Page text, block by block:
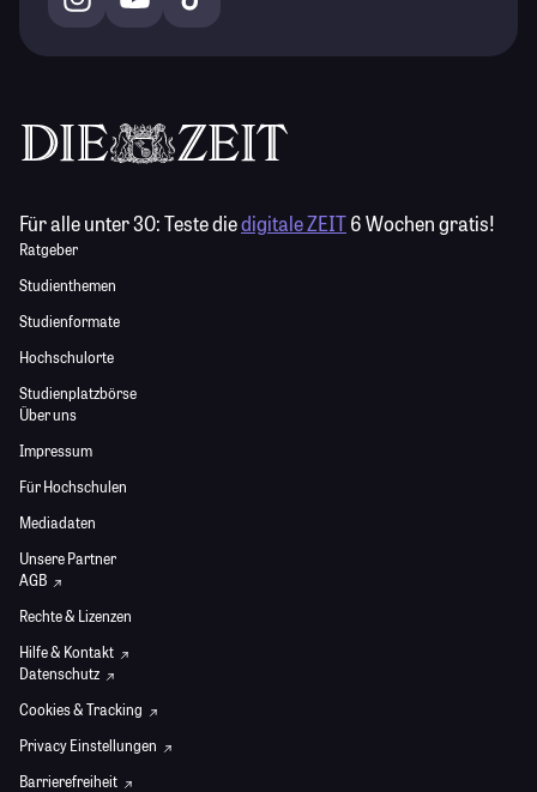
Für alle unter 30:Teste diedigitale ZEIT6 Wochen gratis!
Ratgeber
Studienthemen
Studienformate
Hochschulorte
Studienplatzbörse
Über uns
Impressum
Für Hochschulen
Mediadaten
Unsere Partner
AGB
Rechte & Lizenzen
Hilfe & Kontakt
Datenschutz
Cookies & Tracking
Privacy Einstellungen
Barrierefreiheit